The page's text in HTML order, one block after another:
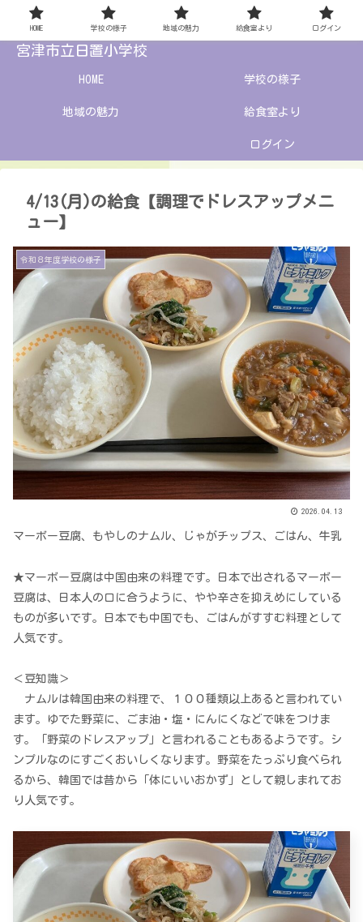
宮津市立日置小学校
HOME 学校の様子
地域の魅力 給食室より
ログイン
4/13(月)の給食【調理でドレスアップメニ
ュー】
令和８年度学校の様子
2026.04.13
マーボー豆腐、もやしのナムル、じゃがチップス、ごはん、牛乳
★マーボー豆腐は中国由来の料理です。日本で出されるマーボー
豆腐は、日本人の口に合うように、やや辛さを抑えめにしている
ものが多いです。日本でも中国でも、ごはんがすすむ料理として
人気です。
＜豆知識＞
ナムルは韓国由来の料理で、１００種類以上あると言われてい
ます。ゆでた野菜に、ごま油・塩・にんにくなどで味をつけま
す。「野菜のドレスアップ」と言われることもあるようです。シ
ンプルなのにすごくおいしくなります。野菜をたっぷり食べられ
るから、韓国では昔から「体にいいおかず」として親しまれてお
り人気です。
HOME 学校の様子 地域の魅力 給食室より ログイン